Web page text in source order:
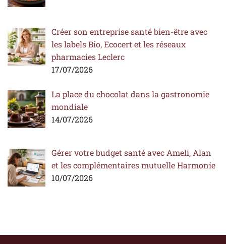
Créer son entreprise santé bien-être avec
les labels Bio, Ecocert et les réseaux
pharmacies Leclerc
17/07/2026
La place du chocolat dans la gastronomie
mondiale
14/07/2026
Gérer votre budget santé avec Ameli, Alan
et les complémentaires mutuelle Harmonie
10/07/2026